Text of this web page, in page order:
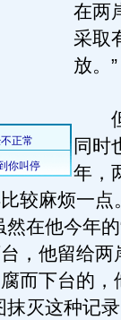
在两
采取
放。”
但
同时
年，
较麻烦一点
在他今年的
，他留给两
而下台的，
灭这种记